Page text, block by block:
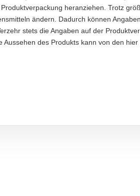
heranziehen. Trotz
ändern. Dadurch können
stets die Angaben auf der
des Produkts kann von den hier